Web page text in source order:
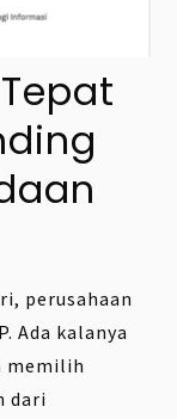
perusahaan
Ada kalanya
memilih
dari